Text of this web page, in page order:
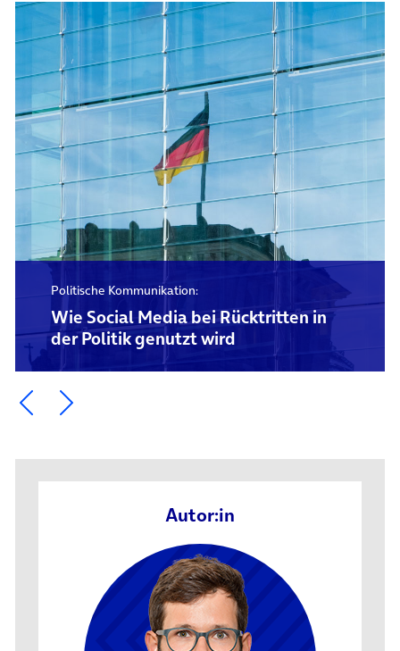
Politische Kommunikation:
Wie Social Media bei Rücktritten in
der Politik genutzt wird
Ein Element zurück blättern
Ein Element weiter blättern
Autor:in